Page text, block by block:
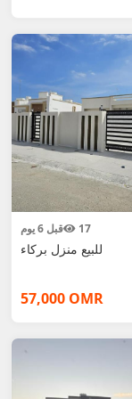
قبل 6 يوم 17
للبيع منزل بركاء
57,000 OMR